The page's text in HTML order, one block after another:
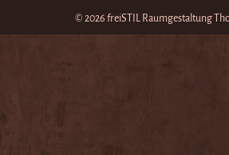
© 2026 freiSTIL Raumgestaltung